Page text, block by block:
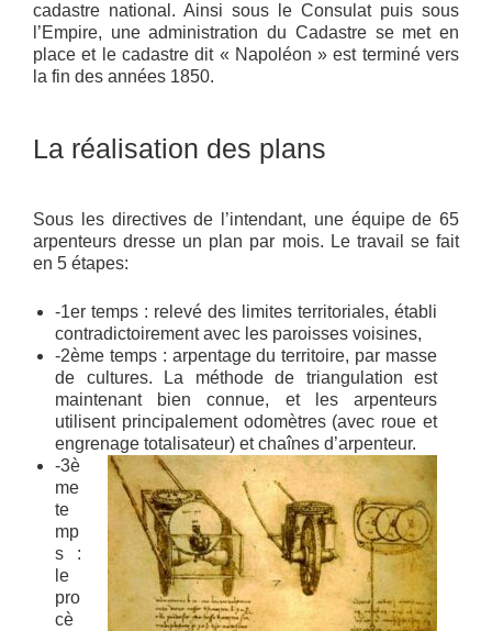
cadastre national. Ainsi sous le Consulat puis sous
l’Empire, une administration du Cadastre se met en
place et le cadastre dit « Napoléon » est terminé vers
la fin des années 1850.
La réalisation des plans
Sous les directives de l’intendant, une équipe de 65
arpenteurs dresse un plan par mois. Le travail se fait
en 5 étapes:
-1er temps : relevé des limites territoriales, établi
contradictoirement avec les paroisses voisines,
-2ème temps : arpentage du territoire, par masse
de cultures. La méthode de triangulation est
maintenant bien connue, et les arpenteurs
utilisent principalement odomètres (avec roue et
engrenage totalisateur) et chaînes d’arpenteur.
-3è
me
te
mp
s :
le
pro
cè